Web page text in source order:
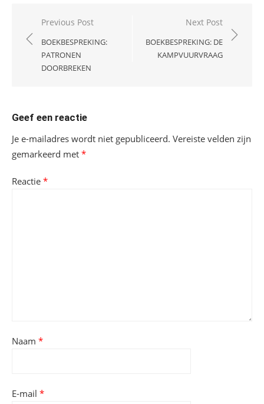
Bericht
navigatie
Previous Post
BOEKBESPREKING:
PATRONEN
DOORBREKEN
Next Post
BOEKBESPREKING: DE
KAMPVUURVRAAG
Geef een reactie
Je e-mailadres wordt niet gepubliceerd. Vereiste velden zijn
gemarkeerd met *
Reactie *
Naam *
E-mail *